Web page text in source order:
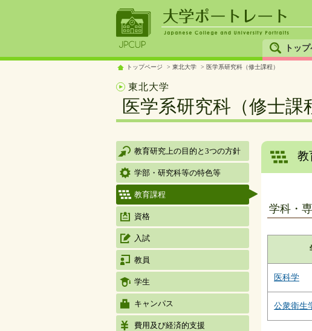
トッ
トップページ 東北大学 医学系研究科（修士課程）
東北大学
医学系研究科（修士課
教育研究上の目的と3つの方針
学部・研究科等の特色等
教育課程
資格
入試
教員
学生
キャンパス
費用及び経済的支援
教
学科・
医科学
公衆衛生